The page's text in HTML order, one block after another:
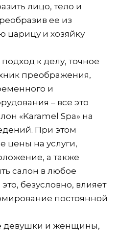
лицо, тело и
ее из
царицу и хозяйку
к делу, точное
преображения,
и
– все это
«Karamel Spa» на
При этом
цены на услуги,
а также
салон в любое
безусловно, влияет
постоянной
девушки и женщины,